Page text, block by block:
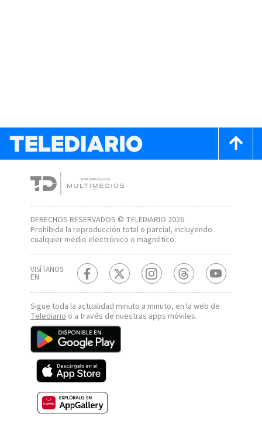
DERECHOS RESERVADOS © TELEDIARIO 2026
Prohibida la reproducción total o parcial, incluyendo
cualquier medio electrónico o magnético.
VISÍTANOS
EN
Sigue toda la actualidad minuto a minuto, en la web de
Telediarioo a través de nuestras apps móviles.